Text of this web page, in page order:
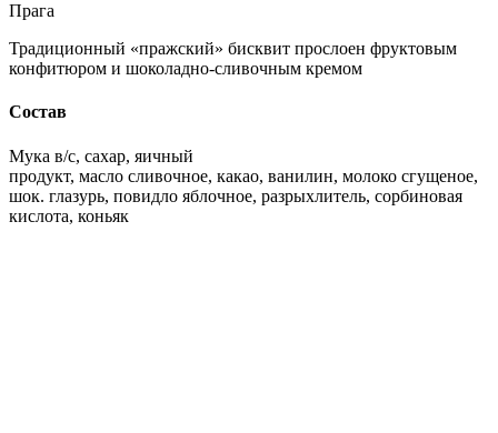
Прага
Традиционный «пражский» бисквит прослоен фруктовым
конфитюром и шоколадно-сливочным кремом
Состав
Мука в/с, сахар, яичный
продукт, масло сливочное, какао, ванилин, молоко сгущеное,
шок. глазурь, повидло яблочное, разрыхлитель, сорбиновая
кислота, коньяк